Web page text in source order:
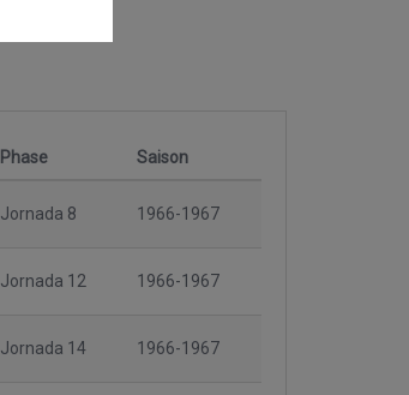
Phase Saison
Jornada 8 1966-1967
Jornada 12 1966-1967
Jornada 14 1966-1967